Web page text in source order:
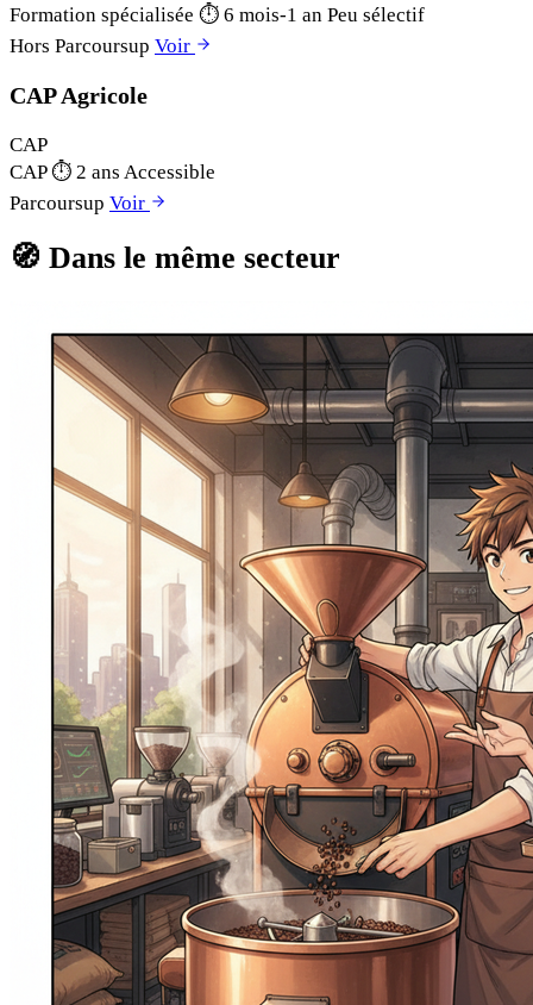
Formation spécialisée ⏱ 6 mois-1 an Peu sélectif
Hors Parcoursup Voir
CAP Agricole
CAP
CAP ⏱ 2 ans Accessible
Parcoursup Voir
🧭 Dans le même secteur